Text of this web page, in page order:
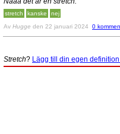
stretch kanske nej
Av Hugge den 22 januari 2024 0
Stretch? Lägg till din egen